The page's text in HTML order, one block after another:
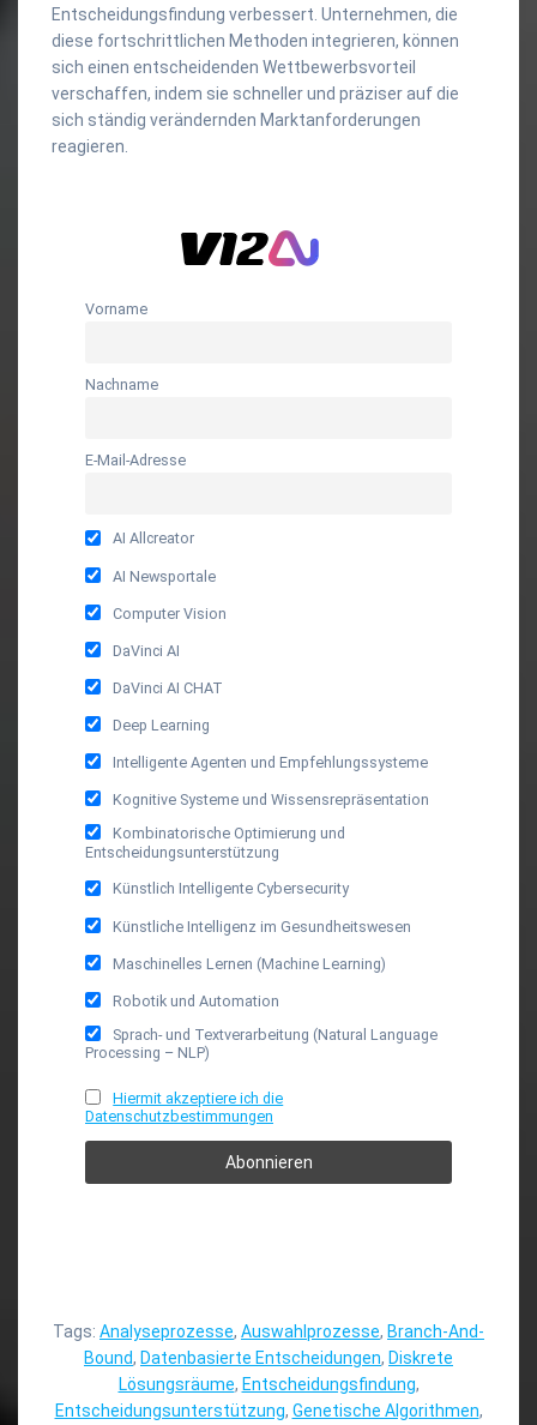
Entscheidungsfindung verbessert. Unternehmen, die
diese fortschrittlichen Methoden integrieren, können
sich einen entscheidenden Wettbewerbsvorteil
verschaffen, indem sie schneller und präziser auf die
sich ständig verändernden Marktanforderungen
reagieren.
Vorname
Nachname
E-Mail-Adresse
AI Allcreator
AI Newsportale
Computer Vision
DaVinci AI
DaVinci AI CHAT
Deep Learning
Intelligente Agenten und Empfehlungssysteme
Kognitive Systeme und Wissensrepräsentation
Kombinatorische Optimierung und
Entscheidungsunterstützung
Künstlich Intelligente Cybersecurity
Künstliche Intelligenz im Gesundheitswesen
Maschinelles Lernen (Machine Learning)
Robotik und Automation
Sprach- und Textverarbeitung (Natural Language
Processing – NLP)
Hiermit akzeptiere ich die
Datenschutzbestimmungen
Tags: Analyseprozesse, Auswahlprozesse, Branch-And-
Bound, Datenbasierte Entscheidungen, Diskrete
Lösungsräume, Entscheidungsfindung,
Entscheidungsunterstützung, Genetische Algorithmen,